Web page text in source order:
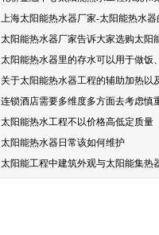
上海太阳能热水器厂家-太阳能热水
太阳能热水器厂家告诉大家选购太阳
太阳能热水器里的存水可以用于做饭
关于太阳能热水器工程的辅助加热以
连锁酒店需要多维度多方面去考虑慎
太阳能热水工程不以价格高低定质量
太阳能热水器日常该如何维护
太阳能工程中建筑外观与太阳能集热